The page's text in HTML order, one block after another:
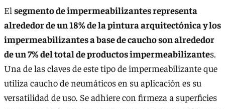
El segmento de impermeabilizantes representa
alrededor de un 18% de la pintura arquitectónica y los
impermeabilizantes a base de caucho son alrededor
de un 7% del total de productos impermeabilizantes.
Una de las claves de este tipo de impermeabilizante que
utiliza caucho de neumáticos en su aplicación es su
versatilidad de uso. Se adhiere con firmeza a superficies